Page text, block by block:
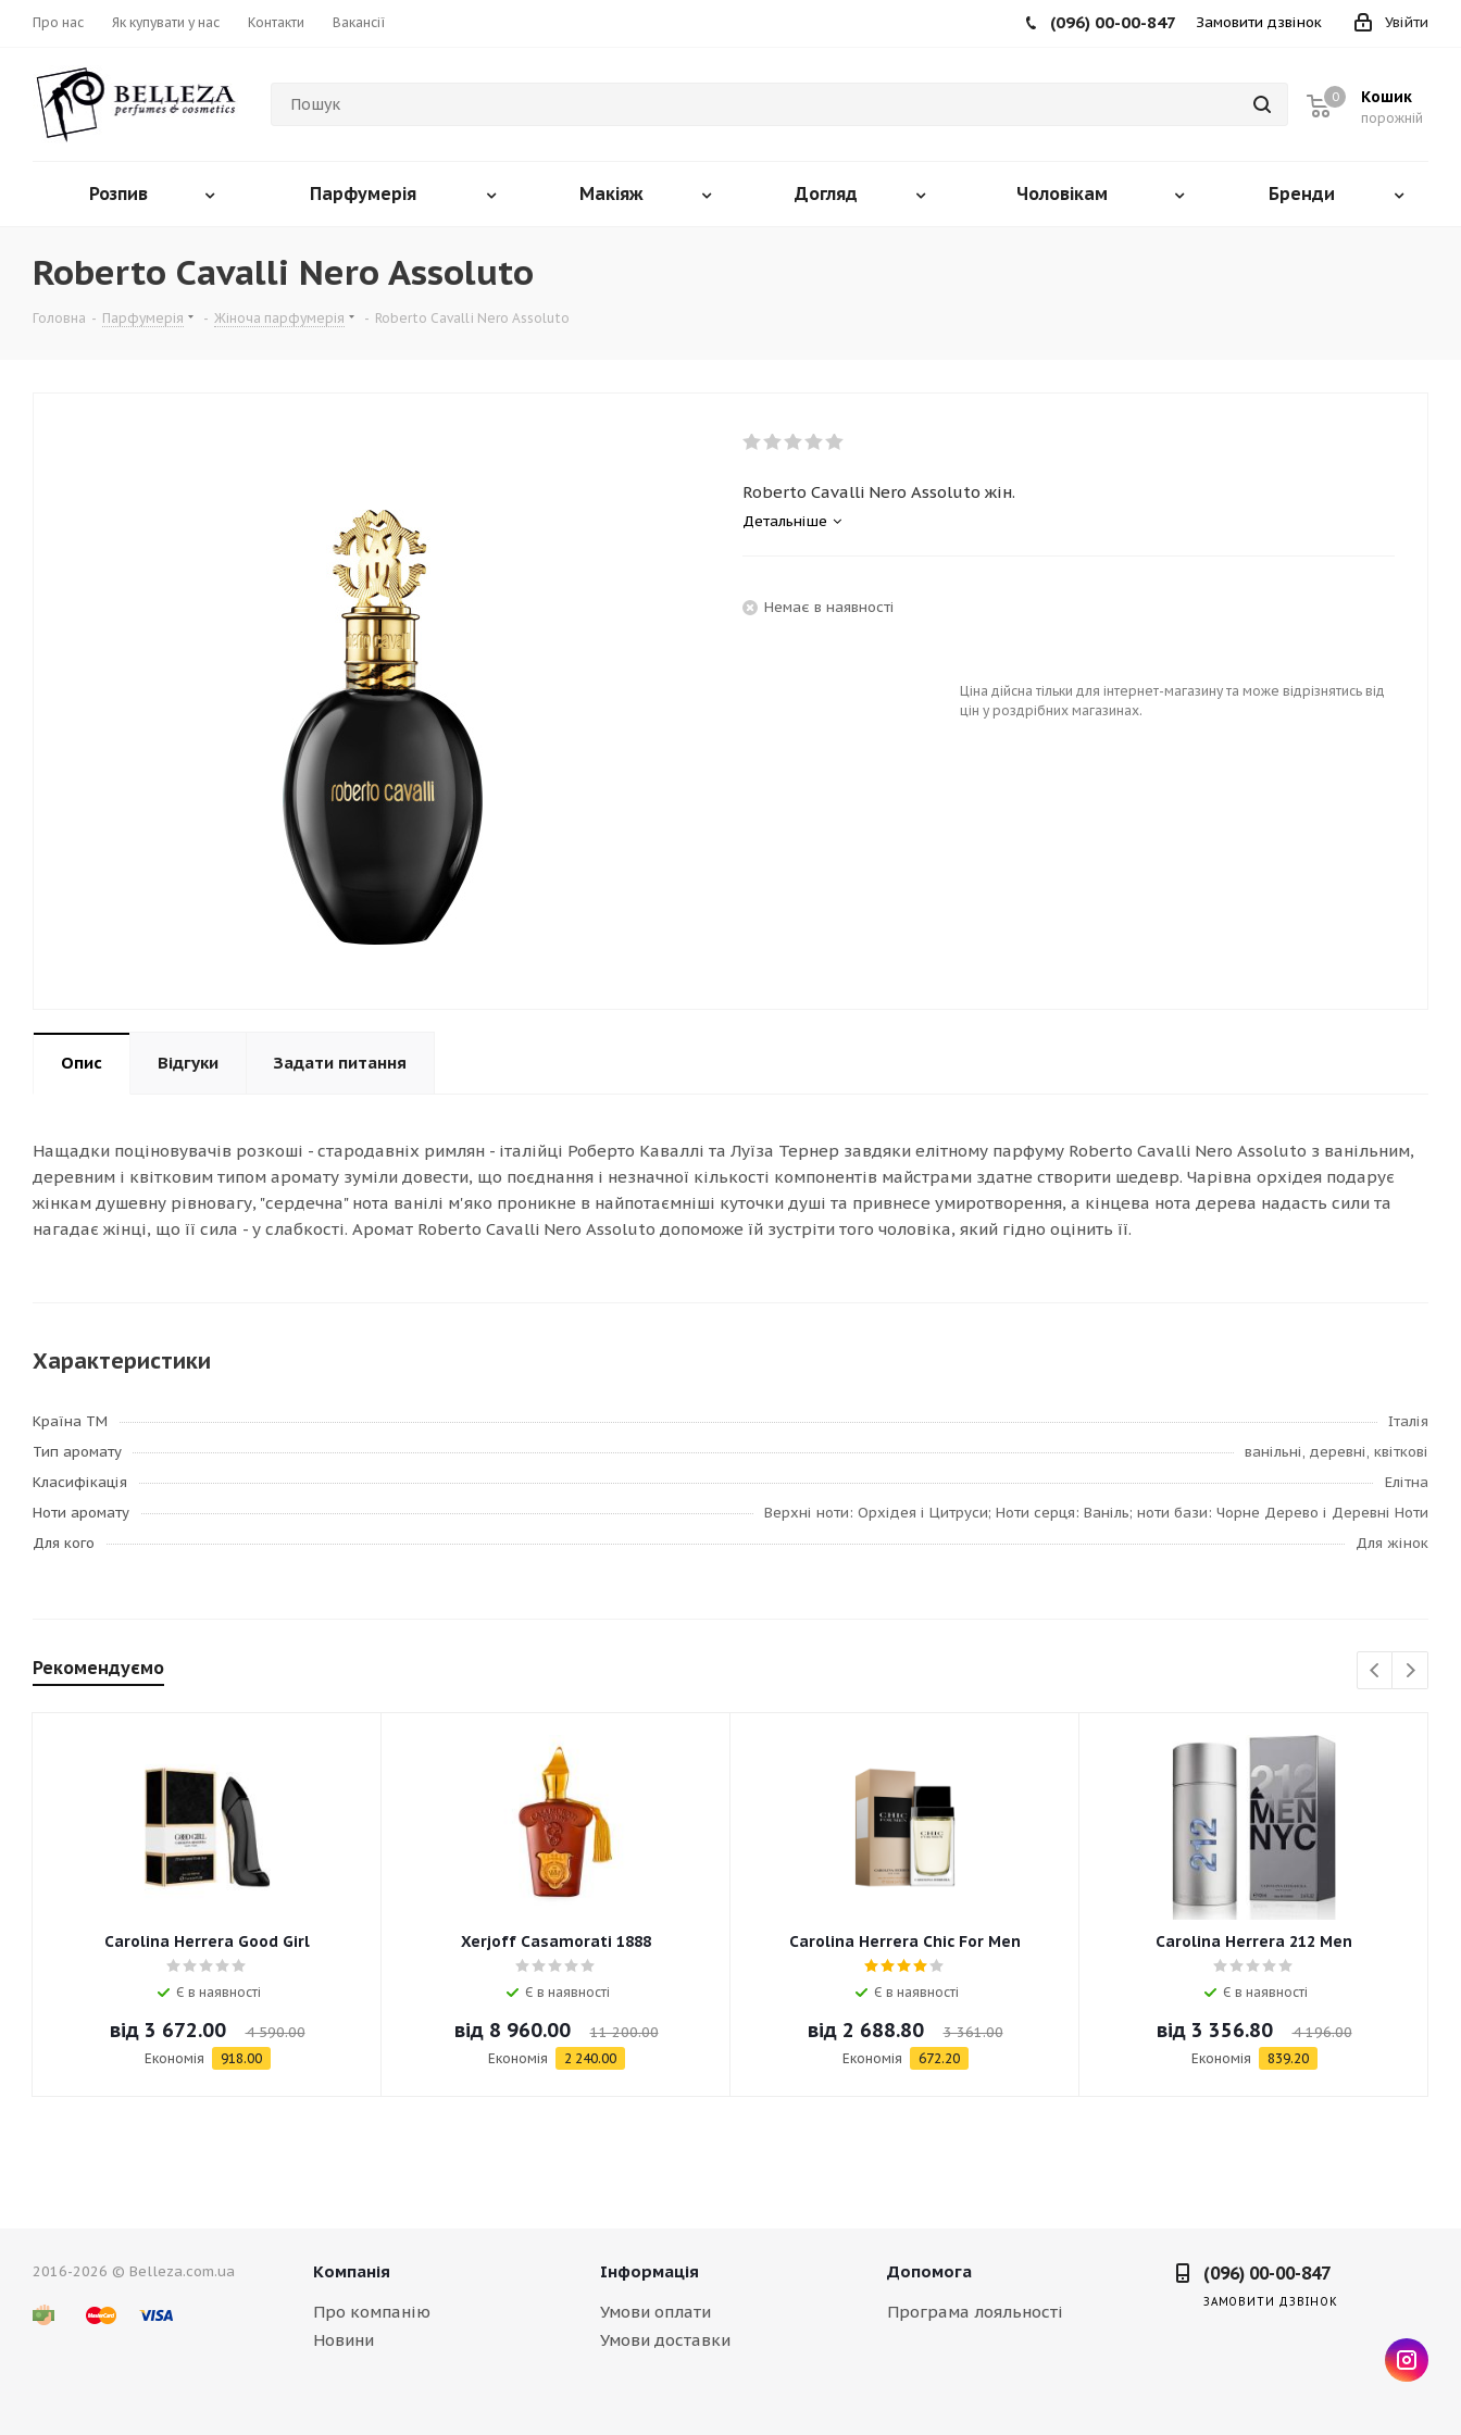
Про нас Як купувати у нас Контакти Вакансії Увійти
(096) 00-00-847 Замовити дзвінок
Кошик
порожній
0
Розпив Парфумерія Макіяж Догляд Чоловікам Бренди
Roberto Cavalli Nero Assoluto
Головна - Парфумерія - Жіноча парфумерія - Roberto Cavalli Nero Assoluto
Roberto Cavalli Nero Assoluto жін.
Детальніше
Немає в наявності
Ціна дійсна тільки для інтернет-магазину та може відрізнятись від
цін у роздрібних магазинах.
Опис Відгуки Задати питання
Нащадки поціновувачів розкоші - стародавніх римлян - італійці Роберто Каваллі та Луїза Тернер завдяки елітному парфуму Roberto Cavalli Nero Assoluto з ванільним,
деревним і квітковим типом аромату зуміли довести, що поєднання і незначної кількості компонентів майстрами здатне створити шедевр. Чарівна орхідея подарує
жінкам душевну рівновагу, "сердечна" нота ванілі м'яко проникне в найпотаємніші куточки душі та привнесе умиротворення, а кінцева нота дерева надасть сили та
нагадає жінці, що її сила - у слабкості. Аромат Roberto Cavalli Nero Assoluto допоможе їй зустріти того чоловіка, який гідно оцінить її.
Характеристики
Країна ТМ
Італія
Тип аромату
ванільні, деревні, квіткові
Класифікація
Елітна
Ноти аромату
Верхні ноти: Орхідея і Цитруси; Ноти серця: Ваніль; ноти бази: Чорне Дерево і Деревні Ноти
Для кого
Для жінок
Рекомендуємо
Carolina Herrera Good Girl
Є в наявності
від 3 672.00 4 590.00
Економія 918.00
Xerjoff Casamorati 1888
Є в наявності
від 8 960.00 11 200.00
Економія 2 240.00
Carolina Herrera Chic For Men
Є в наявності
від 2 688.80 3 361.00
Економія 672.20
Carolina Herrera 212 Men
Є в наявності
від 3 356.80 4 196.00
Економія 839.20
2016-2026 © Belleza.com.ua
Компанія
Про компанію
Новини
Інформація
Умови оплати
Умови доставки
Допомога
Програма лояльності
(096) 00-00-847
ЗАМОВИТИ ДЗВІНОК